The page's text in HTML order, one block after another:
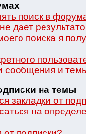
поиск в
дает
поиска я
сообщения и
на темы
закладки от
на